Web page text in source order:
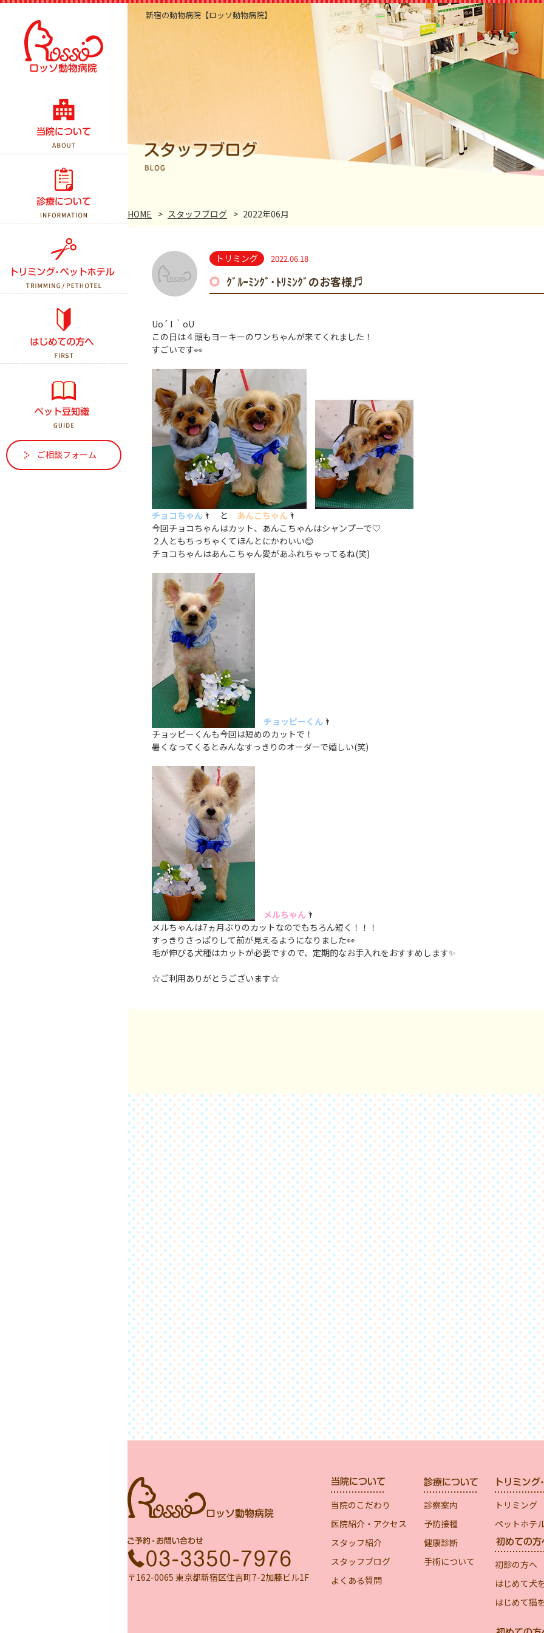
スタッフ紹介
よくある質問
診察案内
手術について
ペットホテル
はじめて犬を飼う方へ
はじめて猫を飼う方へ
ご相談フォーム
新宿の動物病院【ロッソ動物病院】
HOME スタッフブログ 2022年06月
トリミング 2022.06.18
ｸﾞﾙｰﾐﾝｸﾞ･ﾄﾘﾐﾝｸﾞのお客様♬
Uo´ I ｀oU
この日は４頭もヨーキーのワンちゃんが来てくれました！
すごいです👀
チョコちゃん 🌂 と あんこちゃん 🌂
今回チョコちゃんはカット、あんこちゃんはシャンプーで♡
２人ともちっちゃくてほんとにかわいい😊
チョコちゃんはあんこちゃん愛があふれちゃってるね(笑)
チョッピーくん 🌂
チョッピーくんも今回は短めのカットで！
暑くなってくるとみんなすっきりのオーダーで嬉しい(笑)
メルちゃん 🌂
メルちゃんは7ヵ月ぶりのカットなのでもちろん短く！！！
すっきりさっぱりして前が見えるようになりました👀
毛が伸びる犬種はカットが必要ですので、定期的なお手入れをおすすめします✨
☆ご利用ありがとうございます☆
〒162-0065 東京都新宿区住吉町7-2加藤ビル1F
当院のこだわり
医院紹介・アクセス
スタッフ紹介
スタッフブログ
よくある質問
診察案内
予防接種
健康診断
手術について
トリミング
ペットホテ
初診の方へ
はじめて犬
はじめて猫